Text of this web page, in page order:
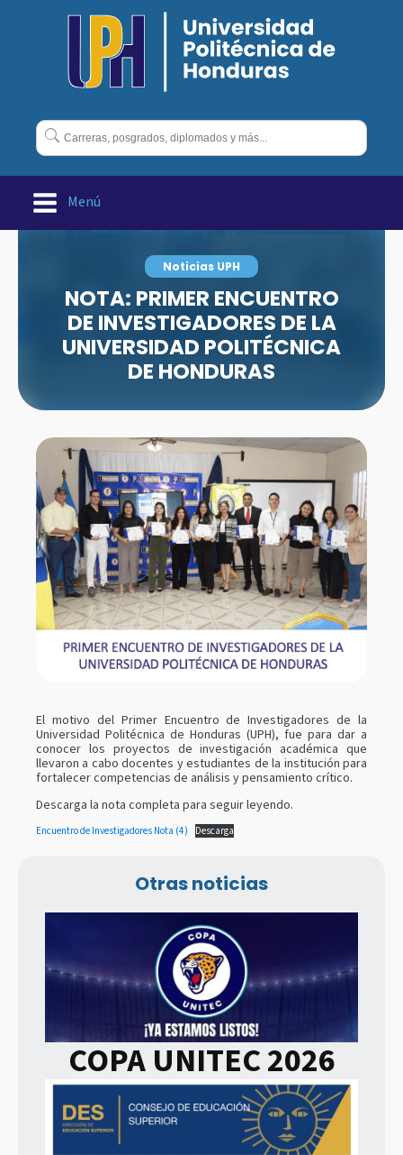
Buscar:
Menú
Noticias UPH
NOTA: PRIMER ENCUENTRO
DE INVESTIGADORES DE LA
UNIVERSIDAD POLITÉCNICA
DE HONDURAS
El motivo del Primer Encuentro de Investigadores de la
Universidad Politécnica de Honduras (UPH), fue para dar a
conocer los proyectos de investigación académica que
llevaron a cabo docentes y estudiantes de la institución para
fortalecer competencias de análisis y pensamiento crítico.
Descarga la nota completa para seguir leyendo.
Encuentro de Investigadores Nota (4) Descarga
Otras noticias
COPA UNITEC 2026